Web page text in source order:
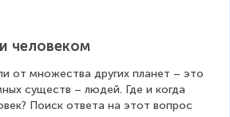
человеком
от множества других планет – это
существ – людей. Где и когда
Поиск ответа на этот вопрос